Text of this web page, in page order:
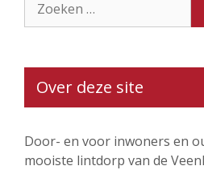
naar:
Over deze site
Door- en voor inwoners en
mooiste lintdorp van de